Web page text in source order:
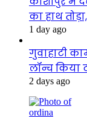
का हाथ
1 day ago
गुवाहाटी
लॉन्च किया
2 days ago